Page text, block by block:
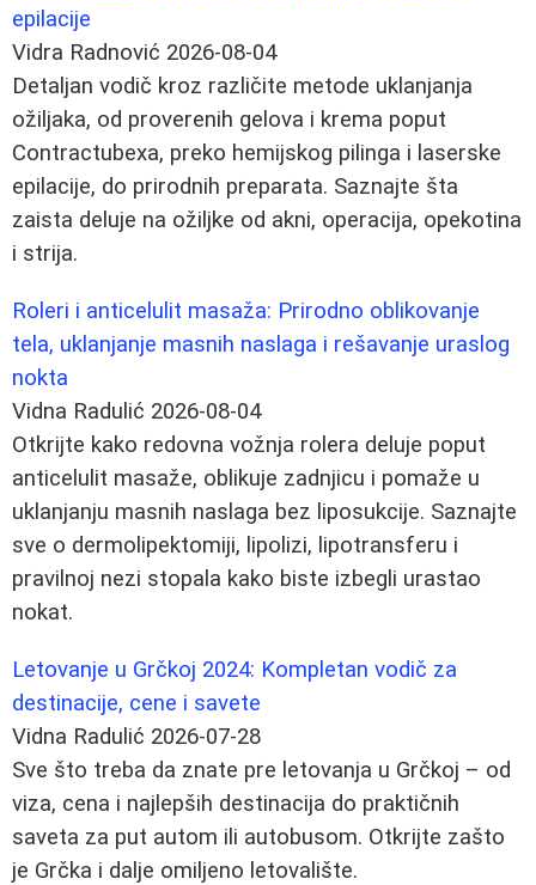
epilacije
Vidra Radnović 2026-08-04
Detaljan vodič kroz različite metode uklanjanja
ožiljaka, od proverenih gelova i krema poput
Contractubexa, preko hemijskog pilinga i laserske
epilacije, do prirodnih preparata. Saznajte šta
zaista deluje na ožiljke od akni, operacija, opekotina
i strija.
Roleri i anticelulit masaža: Prirodno oblikovanje
tela, uklanjanje masnih naslaga i rešavanje uraslog
nokta
Vidna Radulić 2026-08-04
Otkrijte kako redovna vožnja rolera deluje poput
anticelulit masaže, oblikuje zadnjicu i pomaže u
uklanjanju masnih naslaga bez liposukcije. Saznajte
sve o dermolipektomiji, lipolizi, lipotransferu i
pravilnoj nezi stopala kako biste izbegli urastao
nokat.
Letovanje u Grčkoj 2024: Kompletan vodič za
destinacije, cene i savete
Vidna Radulić 2026-07-28
Sve što treba da znate pre letovanja u Grčkoj – od
viza, cena i najlepših destinacija do praktičnih
saveta za put autom ili autobusom. Otkrijte zašto
je Grčka i dalje omiljeno letovalište.